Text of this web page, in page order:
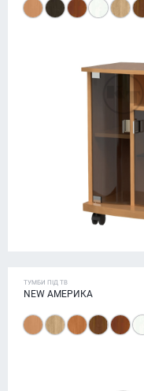
ТУМБИ ПІД ТВ
NEW АМЕРИКА